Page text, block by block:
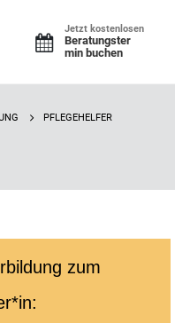
Jetzt kostenlosen
Beratungster
min buchen
PFLEGEHELFER
zum